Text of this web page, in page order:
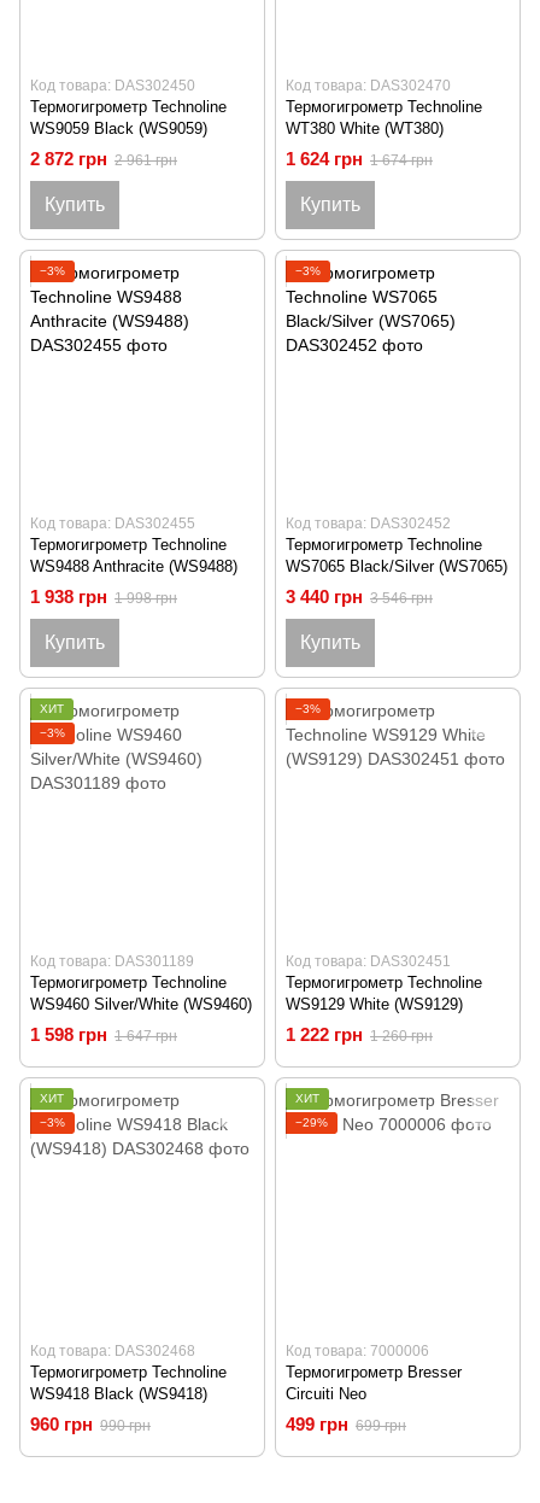
Код товара: DAS302450
Термогигрометр Technoline
WS9059 Black (WS9059)
2 872 грн 2 961 грн
Купить
Код товара: DAS302470
Термогигрометр Technoline
WT380 White (WT380)
1 624 грн 1 674 грн
Купить
−3%
Код товара: DAS302455
Термогигрометр Technoline
WS9488 Anthracite (WS9488)
1 938 грн 1 998 грн
Купить
−3%
Код товара: DAS302452
Термогигрометр Technoline
WS7065 Black/Silver (WS7065)
3 440 грн 3 546 грн
Купить
ХИТ
−3%
Код товара: DAS301189
Термогигрометр Technoline
WS9460 Silver/White (WS9460)
1 598 грн 1 647 грн
−3%
Код товара: DAS302451
Термогигрометр Technoline
WS9129 White (WS9129)
1 222 грн 1 260 грн
ХИТ
−3%
Код товара: DAS302468
Термогигрометр Technoline
WS9418 Black (WS9418)
960 грн 990 грн
ХИТ
−29%
Код товара: 7000006
Термогигрометр Bresser
Circuiti Neo
499 грн 699 грн